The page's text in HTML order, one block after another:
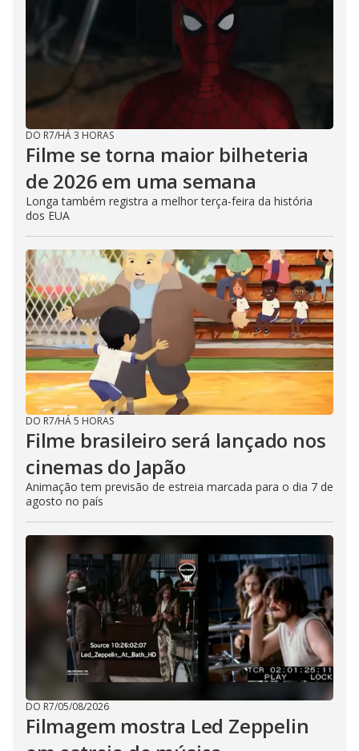
DO R7/HÁ 3 HORAS
Filme se torna maior bilheteria
de 2026 em uma semana
Longa também registra a melhor terça-feira da história
dos EUA
DO R7/HÁ 5 HORAS
Filme brasileiro será lançado nos
cinemas do Japão
Animação tem previsão de estreia marcada para o dia 7 de
agosto no país
DO R7/05/08/2026
Filmagem mostra Led Zeppelin